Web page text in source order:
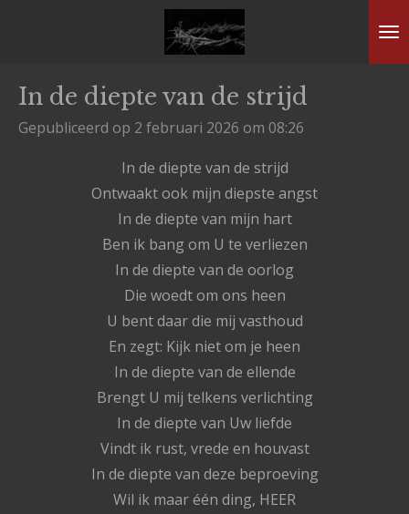
hoofdinhoud
In de diepte van de strijd
Gepubliceerd op 2 februari 2026 om 08:26
In de diepte van de strijd
Ontwaakt ook mijn diepste angst
In de diepte van mijn hart
Ben ik bang om U te verliezen
In de diepte van de oorlog
Die woedt om ons heen
U bent daar die mij vasthoud
En zegt: Kijk niet om je heen
In de diepte van de ellende
Brengt U mij telkens verlichting
In de diepte van Uw liefde
Vindt ik rust, vrede en houvast
In de diepte van deze beproeving
Wil ik maar één ding, HEER